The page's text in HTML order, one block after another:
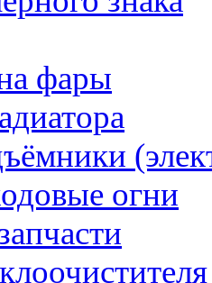
фары
огни